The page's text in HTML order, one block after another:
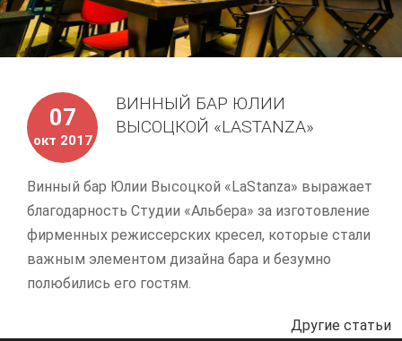
07
окт 2017
ВИННЫЙ БАР ЮЛИИ
ВЫСОЦКОЙ «LASTANZA»
Винный бар Юлии Высоцкой «LaStanza» выражает
благодарность Студии «Альбера» за изготовление
фирменных режиссерских кресел, которые стали
важным элементом дизайна бара и безумно
полюбились его гостям.
Другие статьи